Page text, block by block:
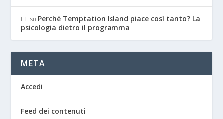
F F su Perché Temptation Island piace così tanto? La
psicologia dietro il programma
META
Accedi
Feed dei contenuti